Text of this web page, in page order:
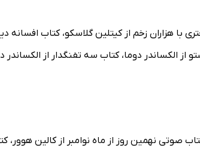
با هزاران زخم از کیتلین گلاسکو، کتاب افسانه
دوما، کتاب سه تفنگدار از الکساندر
صوتی نهمین روز از ماه نوامبر از کالین هوور،